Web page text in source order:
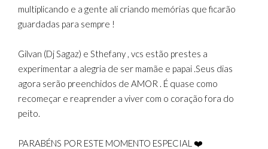
multiplicando e a gente alí criando memórias que ficarão
guardadas para sempre !
Gilvan (Dj Sagaz) e Sthefany , vcs estão prestes a
experimentar a alegria de ser mamãe e papai .Seus dias
agora serão preenchidos de AMOR . É quase como
recomeçar e reaprender a viver com o coração fora do
peito.
PARABÉNS POR ESTE MOMENTO ESPECIAL ❤️